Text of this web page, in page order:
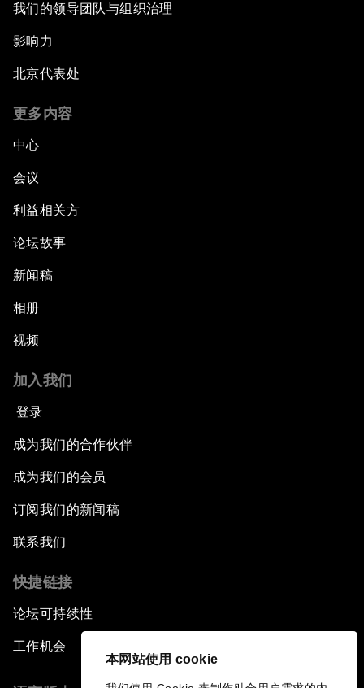
本网站使用 cookie
我们的领导团队与组织治理
影响力
北京代表处
更多内容
中心
会议
利益相关方
论坛故事
新闻稿
相册
视频
加入我们
登录
成为我们的合作伙伴
成为我们的会员
订阅我们的新闻稿
联系我们
快捷链接
论坛可持续性
工作机会